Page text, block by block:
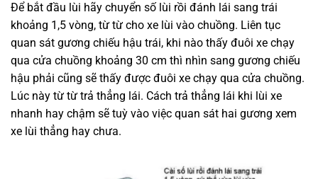
Để bắt đầu lùi hãy chuyển số lùi rồi đánh lái sang trái
khoảng 1,5 vòng, từ từ cho xe lùi vào chuồng. Liên tục
quan sát gương chiếu hậu trái, khi nào thấy đuôi xe chạy
qua cửa chuồng khoảng 30 cm thì nhìn sang gương chiếu
hậu phải cũng sẽ thấy được đuôi xe chạy qua cửa chuồng.
Lúc này từ từ trả thẳng lái. Cách trả thẳng lái khi lùi xe
nhanh hay chậm sẽ tuỳ vào việc quan sát hai gương xem
xe lùi thẳng hay chưa.